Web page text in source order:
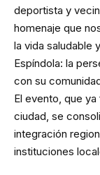
deportista y
homenaje que
la vida saludable
Espíndola: la
con su
El evento, que
ciudad, se
integración
instituciones